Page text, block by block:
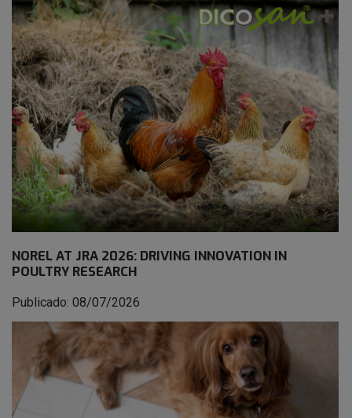
NOREL AT JRA 2026: DRIVING INNOVATION IN
POULTRY RESEARCH
Publicado: 08/07/2026